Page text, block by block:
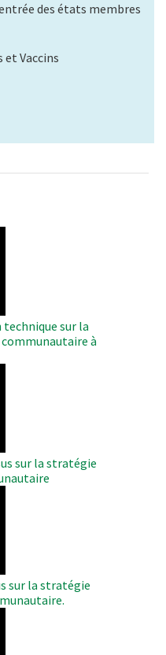
des états membres
Vaccins
technique sur la
à
sur la stratégie
sur la stratégie